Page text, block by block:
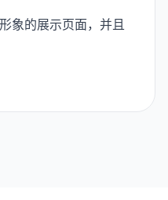
象的展示页面，并且